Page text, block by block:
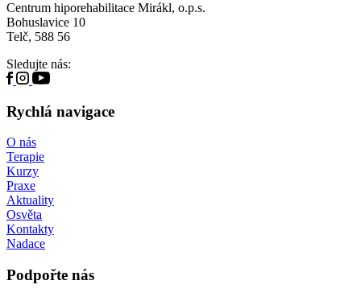
Centrum hiporehabilitace Mirákl, o.p.s.
Bohuslavice 10
Telč, 588 56
Sledujte nás:
Rychlá navigace
O nás
Terapie
Kurzy
Praxe
Aktuality
Osvěta
Kontakty
Nadace
Podpořte nás